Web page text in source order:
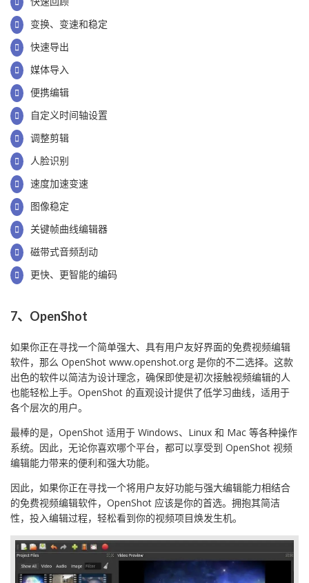
变换、变速和稳定
快速导出
媒体导入
便携编辑
自定义时间轴设置
调整剪辑
人脸识别
速度加速变速
图像稳定
关键帧曲线编辑器
磁带式音频刮动
更快、更智能的编码
7、OpenShot
如果你正在寻找一个简单强大、具有用户友好界面的免费视频编辑
软件，那么 OpenShot www.openshot.org 是你的不二选择。这款
出色的软件以简洁为设计理念，确保即使是初次接触视频编辑的人
也能轻松上手。OpenShot 的直观设计提供了低学习曲线，适用于
各个层次的用户。
最棒的是，OpenShot 适用于 Windows、Linux 和 Mac 等各种操作
系统。因此，无论你喜欢哪个平台，都可以享受到 OpenShot 视频
编辑能力带来的便利和强大功能。
因此，如果你正在寻找一个将用户友好功能与强大编辑能力相结合
的免费视频编辑软件，OpenShot 应该是你的首选。拥抱其简洁
性，投入编辑过程，轻松看到你的视频项目焕发生机。